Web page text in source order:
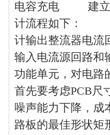
电容充电 建立开
计流程如下：
计输出整流器
输入电流源回路和
功能单元，对电
首先要考虑PCB尺
噪声能力下降，成
路板的最佳形状矩